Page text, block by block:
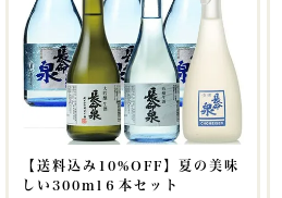
【送料込み10%OFF】夏の美味
しい300ml６本セット